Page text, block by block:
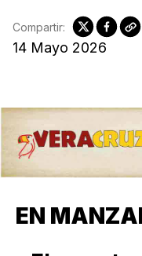
14 Mayo 2026
Compartir:
EN